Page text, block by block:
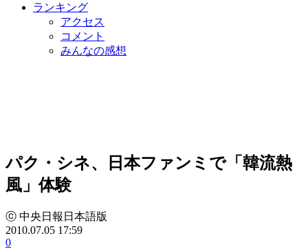
ランキング
アクセス
コメント
みんなの感想
パク・シネ、日本ファンミで「韓流熱
風」体験
ⓒ 中央日報日本語版
2010.07.05 17:59
0